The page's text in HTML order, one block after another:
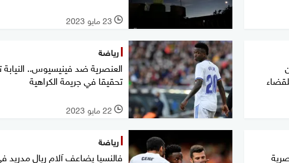
l 23 مايو 2023
رياضة
العنصرية ضد فينيسيوس.. النيابة
تحقيقا في جريمة الكراهية
l 22 مايو 2023
رياضة
فالنسيا يضاعف آلام ريال مدريد